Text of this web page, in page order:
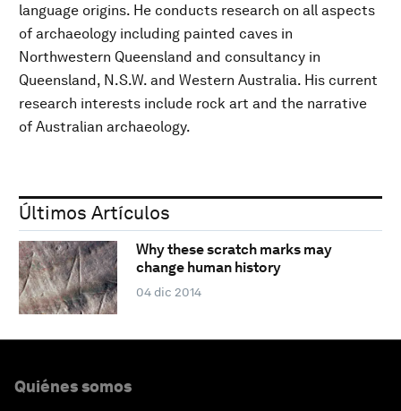
language origins. He conducts research on all aspects
of archaeology including painted caves in
Northwestern Queensland and consultancy in
Queensland, N.S.W. and Western Australia. His current
research interests include rock art and the narrative
of Australian archaeology.
Últimos Artículos
Why these scratch marks may
change human history
04 dic 2014
Quiénes somos